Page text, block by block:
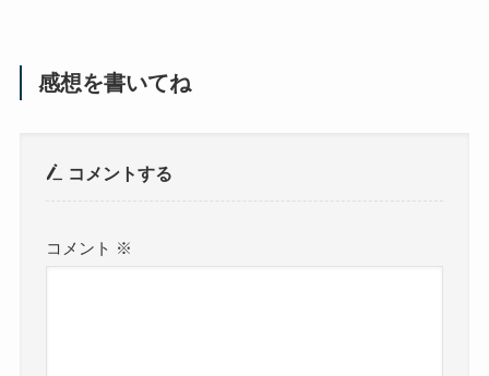
感想を書いてね
コメントする
コメント ※